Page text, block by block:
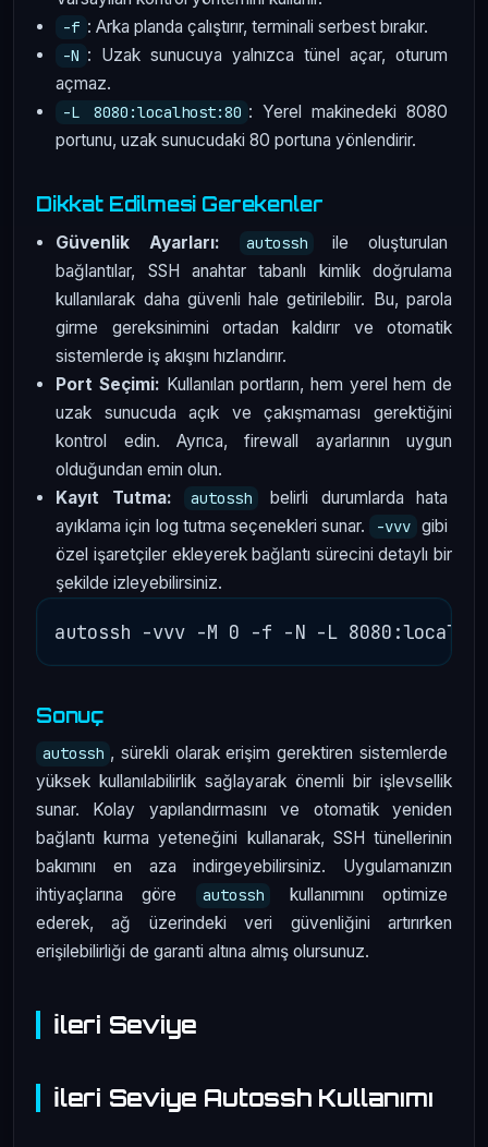
-f : Arka planda çalıştırır, terminali serbest bırakır.
-N : Uzak sunucuya yalnızca tünel açar, oturum
açmaz.
-L 8080:localhost:80 : Yerel makinedeki 8080
portunu, uzak sunucudaki 80 portuna yönlendirir.
Dikkat Edilmesi Gerekenler
Güvenlik Ayarları: autossh
ile oluşturulan
bağlantılar, SSH anahtar tabanlı kimlik doğrulama
kullanılarak daha güvenli hale getirilebilir. Bu, parola
girme gereksinimini ortadan kaldırır ve otomatik
sistemlerde iş akışını hızlandırır.
Port Seçimi: Kullanılan portların, hem yerel hem de
uzak sunucuda açık ve çakışmaması gerektiğini
kontrol edin. Ayrıca, firewall ayarlarının uygun
olduğundan emin olun.
Kayıt Tutma:
autossh
belirli durumlarda hata
ayıklama için log tutma seçenekleri sunar.
-vvv gibi
özel işaretçiler ekleyerek bağlantı sürecini detaylı bir
şekilde izleyebilirsiniz.
Sonuç
autossh , sürekli olarak erişim gerektiren sistemlerde
yüksek kullanılabilirlik sağlayarak önemli bir işlevsellik
sunar. Kolay yapılandırmasını ve otomatik yeniden
bağlantı kurma yeteneğini kullanarak, SSH tünellerinin
bakımını en aza indirgeyebilirsiniz. Uygulamanızın
ihtiyaçlarına göre
autossh
kullanımını optimize
ederek, ağ üzerindeki veri güvenliğini artırırken
erişilebilirliği de garanti altına almış olursunuz.
İleri Seviye
İleri Seviye Autossh Kullanımı